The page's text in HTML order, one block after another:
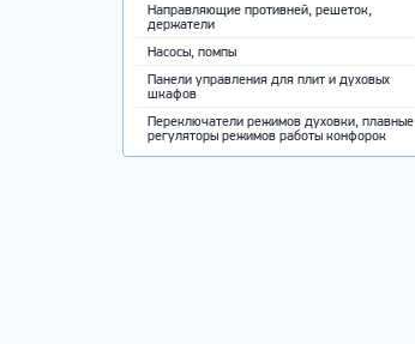
Направляющие противней, решеток,
держатели
Насосы, помпы
Панели управления для плит и духовых
шкафов
Переключатели режимов духовки, плавные
регуляторы режимов работы конфорок